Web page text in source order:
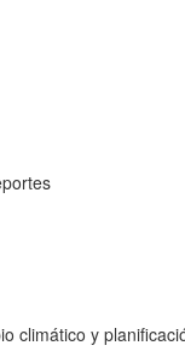
climático y